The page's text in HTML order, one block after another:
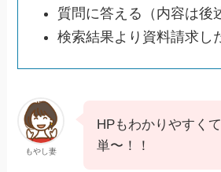
質問に答える（内容は後
検索結果より資料請求し
もやし妻
HPもわかりやすく
単〜！！